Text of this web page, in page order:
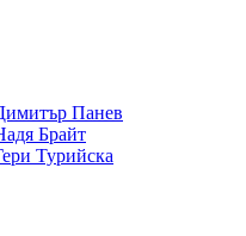
Панев
Брайт
Турийска